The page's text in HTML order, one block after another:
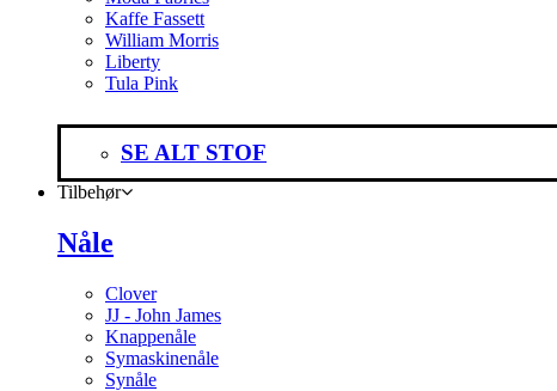
Kaffe Fassett
William Morris
Liberty
Tula Pink
SE ALT STOF
Tilbehør
Nåle
Clover
JJ - John James
Knappenåle
Symaskinenåle
Synåle